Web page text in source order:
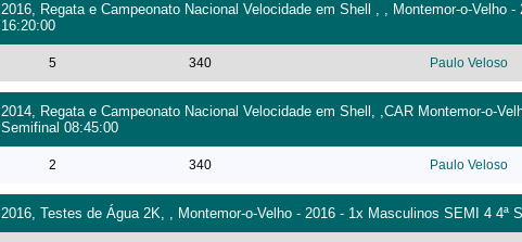
2016, Regata e Campeonato Nacional Velocidade em Shell , , Montemor-o-Velho
16:20:00
5 340 Paulo Veloso
2014, Regata e Campeonato Nacional Velocidade em Shell, ,CAR Montemor-o-
Semifinal 08:45:00
2 340 Paulo Veloso
2016, Testes de Água 2K, , Montemor-o-Velho - 2016 - 1x Masculinos SEMI 4 4ª